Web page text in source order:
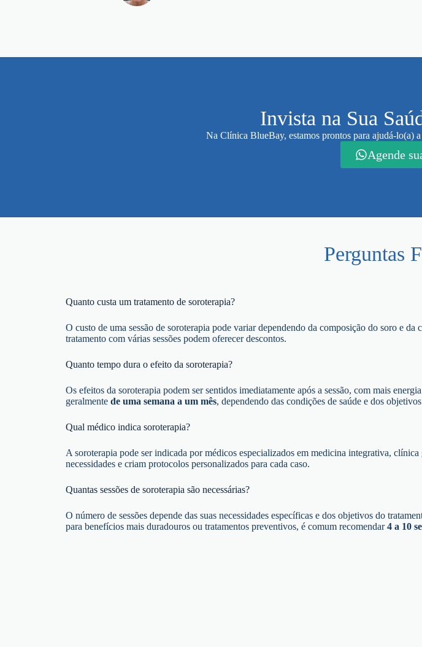
Invista na Sua
Na Clínica BlueBay, estamos prontos para ajudá-lo(a)
Agende
Perguntas
Quanto custa um tratamento de soroterapia?
O custo de uma sessão de soroterapia pode variar dependendo da composição do soro e
tratamento com várias sessões podem oferecer descontos.
Quanto tempo dura o efeito da soroterapia?
Os efeitos da soroterapia podem ser sentidos imediatamente após a sessão, com mais
geralmentede uma semana a um mês, dependendo das condições de saúde e dos
Qual médico indica soroterapia?
A soroterapia pode ser indicada por médicos especializados em medicina integrativa,
necessidades e criam protocolos personalizados para cada caso.
Quantas sessões de soroterapia são necessárias?
O número de sessões depende das suas necessidades específicas e dos objetivos do
para benefícios mais duradouros ou tratamentos preventivos, é comum recomendar4 a 10